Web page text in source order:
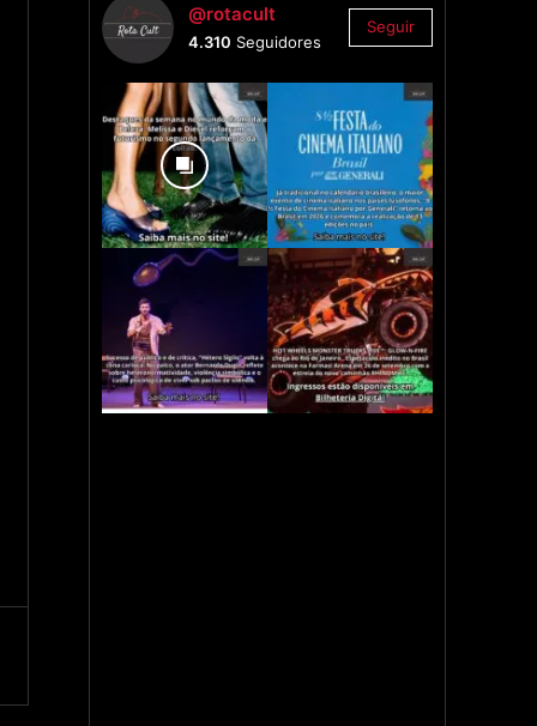
@rotacult
4.310 Seguidores
Seguir